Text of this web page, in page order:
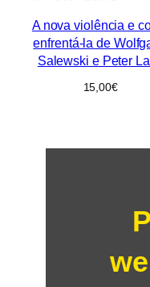
A nova violência e
enfrentá-la de
Salewski e Peter
15,00€